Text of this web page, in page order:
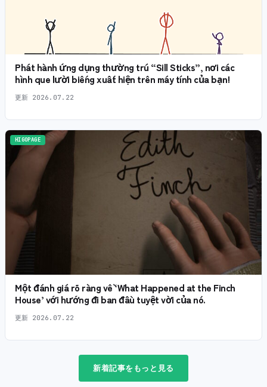
Phát hành ứng dụng thường trú “Sill Sticks”, nơi các
hình que lười biếng xuất hiện trên máy tính của bạn!
更新 2026.07.22
HIGOPAGE
Một đánh giá rõ ràng về ‘What Happened at the Finch
House’ với hướng đi ban đầu tuyệt vời của nó.
更新 2026.07.22
新着記事をもっと見る